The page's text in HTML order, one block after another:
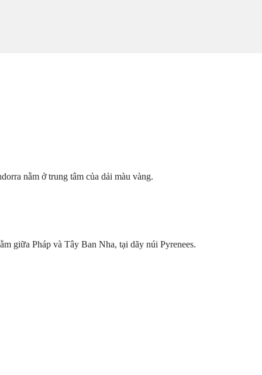
nằm ở trung tâm của dải màu vàng.
giữa Pháp và Tây Ban Nha, tại dãy núi Pyrenees.